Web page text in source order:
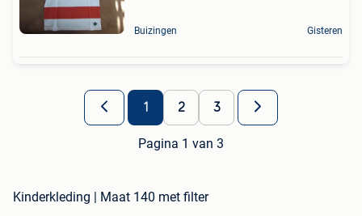
Buizingen Gisteren
1 2 3
Pagina 1 van 3
Kinderkleding | Maat 140 met filter